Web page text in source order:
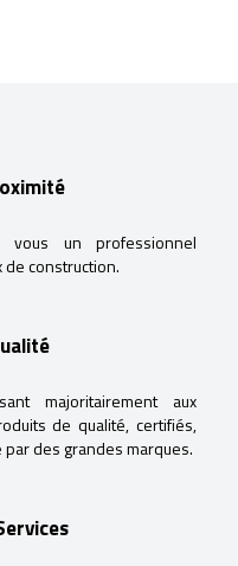
un professionnel
construction.
majoritairement aux
de qualité, certifiés,
des grandes marques.